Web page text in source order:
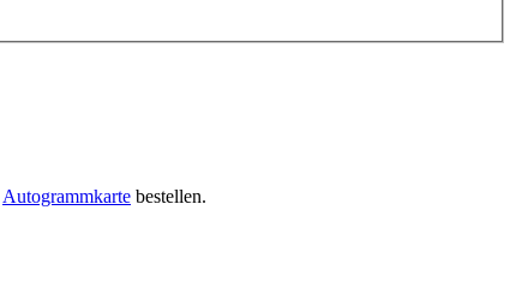
Autogrammkarte bestellen.